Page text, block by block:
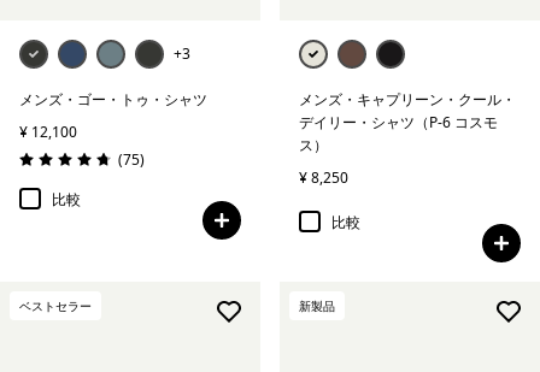
+3
メンズ・ゴー・トゥ・シャツ
¥ 12,100
評価: 4.8 / 5
(75レビュー
)
比較
メンズ・キャプリーン・クール・
デイリー・シャツ（P-6 コスモ
ス）
¥ 8,250
比較
ベストセラー 新製品